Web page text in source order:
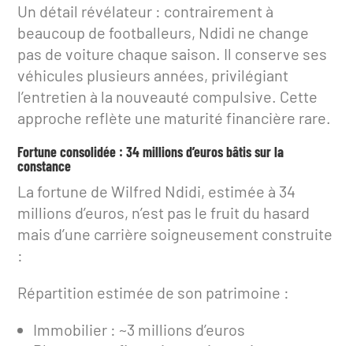
Un détail révélateur : contrairement à
beaucoup de footballeurs, Ndidi ne change
pas de voiture chaque saison. Il conserve ses
véhicules plusieurs années, privilégiant
l’entretien à la nouveauté compulsive. Cette
approche reflète une maturité financière rare.
Fortune consolidée : 34 millions d’euros bâtis sur la
constance
La fortune de Wilfred Ndidi, estimée à 34
millions d’euros, n’est pas le fruit du hasard
mais d’une carrière soigneusement construite
:
Répartition estimée de son patrimoine :
Immobilier : ~3 millions d’euros